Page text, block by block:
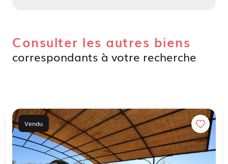
Consulter les autres biens
correspondants à votre recherche
Vendu